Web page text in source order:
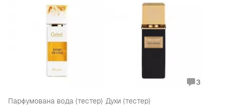
Парфумована вода (тестер)
3
Духи (тестер)